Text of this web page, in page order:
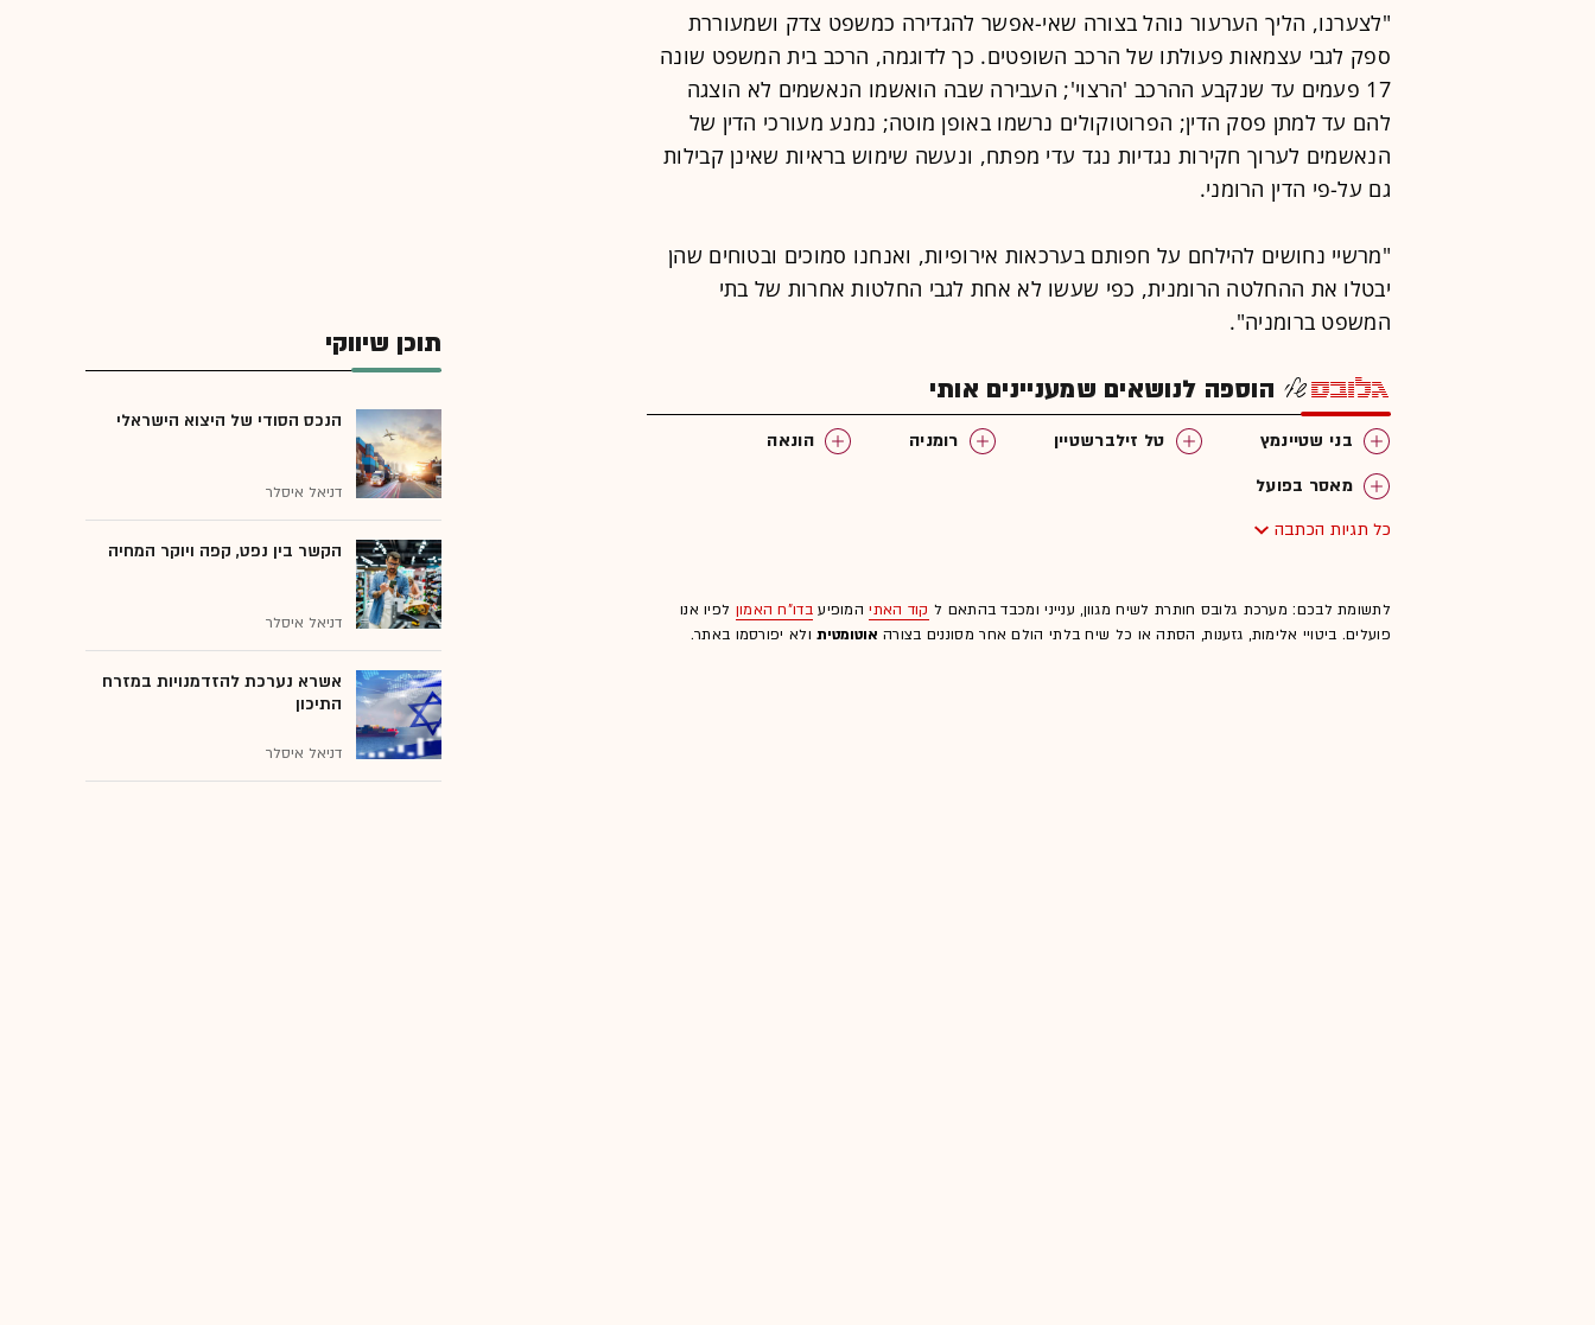
"לצערנו, הליך הערעור נוהל בצורה שאי-אפשר להגדירה כמשפט צדק ושמעוררת
ספק לגבי עצמאות פעולתו של הרכב השופטים. כך לדוגמה, הרכב בית המשפט שונה
17 פעמים עד שנקבע ההרכב 'הרצוי'; העבירה שבה הואשמו הנאשמים לא הוצגה
להם עד למתן פסק הדין; הפרוטוקולים נרשמו באופן מוטה; נמנע מעורכי הדין של
הנאשמים לערוך חקירות נגדיות נגד עדי מפתח, ונעשה שימוש בראיות שאינן קבילות
גם על-פי הדין הרומני.
"מרשיי נחושים להילחם על חפותם בערכאות אירופיות, ואנחנו סמוכים ובטוחים שהן
יבטלו את ההחלטה הרומנית, כפי שעשו לא אחת לגבי החלטות אחרות של בתי
המשפט ברומניה".
הוספה לנושאים שמעניינים אותי
בני שטיינמץ טל זילברשטיין רומניה
הונאה
מאסר בפועל
כל תגיות הכתבה
לתשומת לבכם: מערכת גלובס חותרת לשיח מגוון, ענייני ומכבד בהתאם ל קוד האתיהמופיעבדו"ח האמון לפיו אנו
פועלים. ביטויי אלימות, גזענות, הסתה או כל שיח בלתי הולם אחר מסוננים בצורה אוטומטיתולא יפורסמו באתר.
תוכן שיווקי
הנכס הסודי של היצוא הישראלי
דניאל איסלר
הקשר בין נפט, קפה ויוקר המחיה
דניאל איסלר
אשרא נערכת להזדמנויות במזרח
התיכון
דניאל איסלר